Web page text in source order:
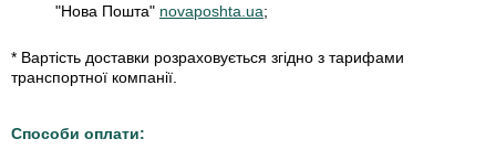
"Нова Пошта" novaposhta.ua;
* Вартість доставки розраховується згідно з тарифами
транспортної компанії.
Способи оплати: